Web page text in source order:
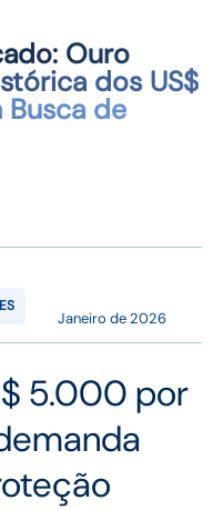
Ouro
dos US$
de
Janeiro de 2026
5.000 por